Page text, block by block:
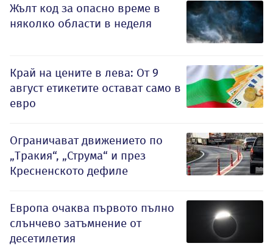
Жълт код за опасно време в
няколко области в неделя
Край на цените в лева: От 9
август етикетите остават само в
евро
Ограничават движението по
„Тракия“, „Струма“ и през
Кресненското дефиле
Европа очаква първото пълно
слънчево затъмнение от
десетилетия